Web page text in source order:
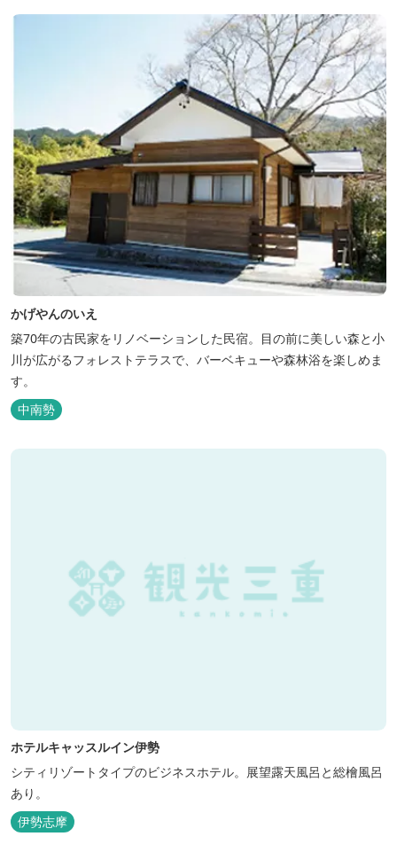
かげやんのいえ
築70年の古民家をリノベーションした民宿。目の前に美しい森と小
川が広がるフォレストテラスで、バーベキューや森林浴を楽しめま
す。
中南勢
ホテルキャッスルイン伊勢
シティリゾートタイプのビジネスホテル。展望露天風呂と総檜風呂
あり。
伊勢志摩